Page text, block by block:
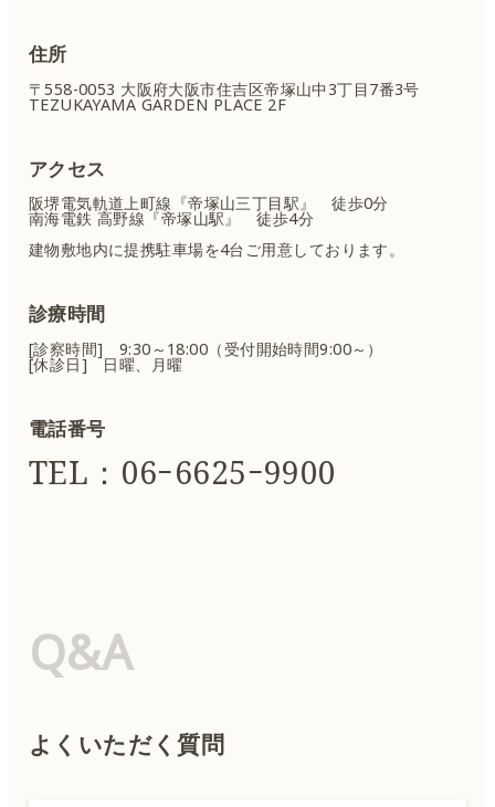
住所
〒558-0053 大阪府大阪市住吉区帝塚山中3丁目7番3号
TEZUKAYAMA GARDEN PLACE 2F
アクセス
阪堺電気軌道上町線『帝塚山三丁目駅』 徒歩0分
南海電鉄 高野線『帝塚山駅』 徒歩4分
建物敷地内に提携駐車場を4台ご用意しております。
診療時間
[診察時間] 9:30～18:00（受付開始時間9:00～）
[休診日] 日曜、月曜
電話番号
TEL：06ｰ6625ｰ9900
Q&A
よくいただく質問